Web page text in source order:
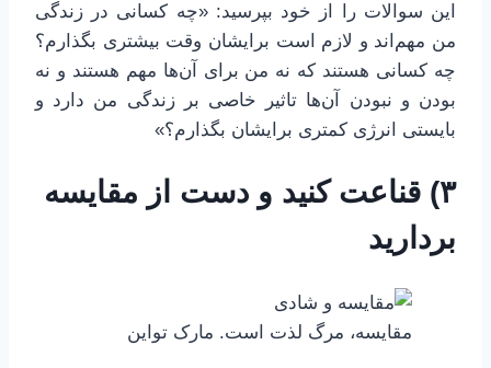
این سوالات را از خود بپرسید: «چه کسانی در زندگی
من مهم‌اند و لازم است برایشان وقت بیشتری بگذارم؟
چه کسانی هستند که نه من برای آن‌ها مهم هستند و نه
بودن و نبودن آن‌ها تاثیر خاصی بر زندگی من دارد و
بایستی انرژی کمتری برایشان بگذارم؟»
۳) قناعت کنید و دست از مقایسه
بردارید
مقایسه، مرگ لذت است. مارک تواین